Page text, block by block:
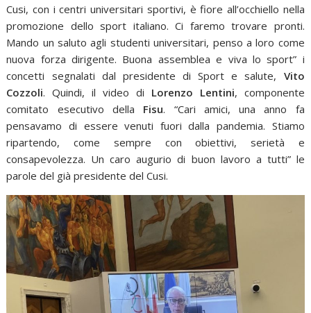
Cusi, con i centri universitari sportivi, è fiore all’occhiello nella
promozione dello sport italiano. Ci faremo trovare pronti.
Mando un saluto agli studenti universitari, penso a loro come
nuova forza dirigente. Buona assemblea e viva lo sport” i
concetti segnalati dal presidente di Sport e salute, Vito
Cozzoli. Quindi, il video di Lorenzo Lentini, componente
comitato esecutivo della Fisu. “Cari amici, una anno fa
pensavamo di essere venuti fuori dalla pandemia. Stiamo
ripartendo, come sempre con obiettivi, serietà e
consapevolezza. Un caro augurio di buon lavoro a tutti” le
parole del già presidente del Cusi.